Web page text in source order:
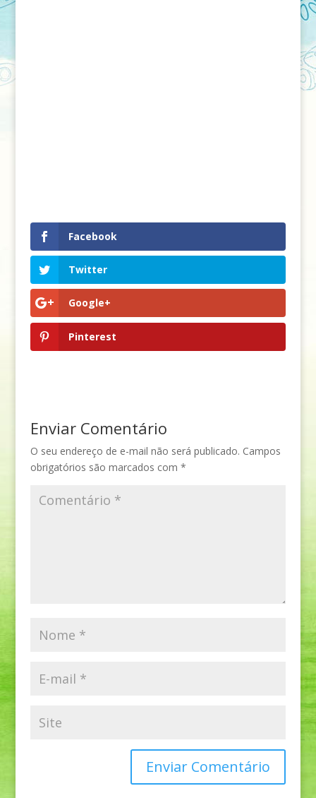
Facebook
Twitter
Google+
Pinterest
Enviar Comentário
O seu endereço de e-mail não será publicado. Campos
obrigatórios são marcados com *